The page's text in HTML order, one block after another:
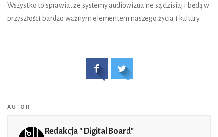
Wszystko to sprawia, że systemy audiowizualne są dzisiaj i będą w
przyszłości bardzo ważnym elementem naszego życia i kultury.
AUTOR
Redakcja " Digital Board"